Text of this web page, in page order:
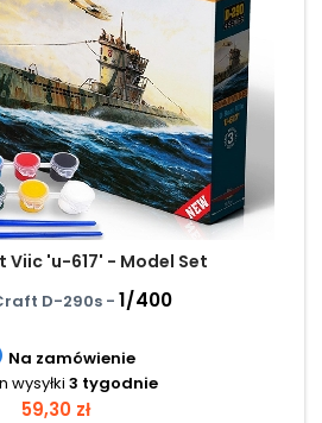
Viic 'u-617' - Model Set
D-290s - 1/400
Na zamówienie
wysyłki 3 tygodnie
Cena
59,30 zł